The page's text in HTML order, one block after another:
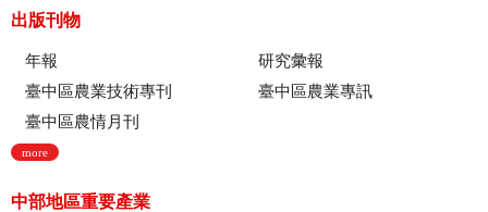
出版刊物
年報
研究彙報
臺中區農業技術專刊
臺中區農業專訊
臺中區農情月刊
more
中部地區重要產業